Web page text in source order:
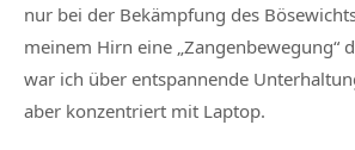
nur bei der Bekämpfung des
meinem Hirn eine „Zangenbewegung“
war ich über entspannende
aber konzentriert mit Laptop.